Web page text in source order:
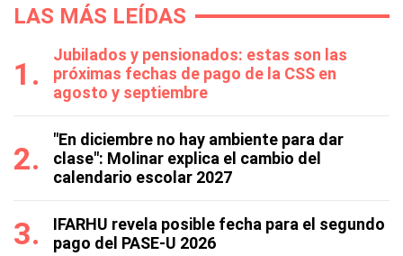
LAS MÁS LEÍDAS
Jubilados y pensionados: estas son las
próximas fechas de pago de la CSS en
agosto y septiembre
"En diciembre no hay ambiente para dar
clase": Molinar explica el cambio del
calendario escolar 2027
IFARHU revela posible fecha para el segundo
pago del PASE-U 2026